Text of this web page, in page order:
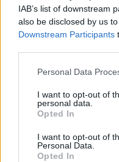
IAB’s list of downstream
also be disclosed by us
Downstream Participants
Personal Data
I want to opt-out of
personal data.
Opted In
I want to opt-out of
Personal Data.
Opted In